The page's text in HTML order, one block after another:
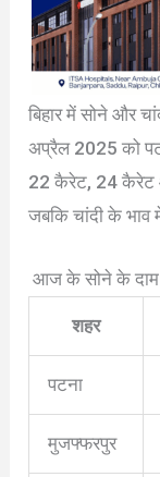
बिहार में सोने और
अप्रैल 2025 को
22 कैरेट, 24 कैरेट
जबकि चांदी के भाव
आज के सोने के दाम
शहर
पटना
मुजफ्फरपुर